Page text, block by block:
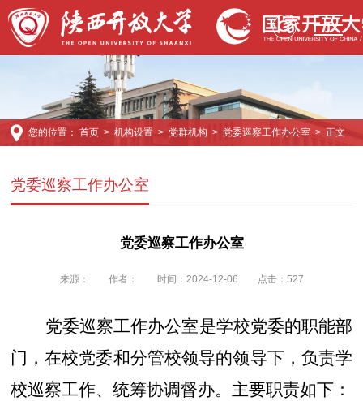
您的位置： 首页> 机构设置> 党群机构 > 党委巡察工作办公室> 正文
党委巡察工作办公室
党委巡察工作办公室
来源： 作者： 时间：2024-12-06 点击： 527
党委巡察工作办公室是学校党委的职能部
门，在校党委和分管校领导的领导下，负责学
校巡察工作、统筹协调督办。主要职责如下：